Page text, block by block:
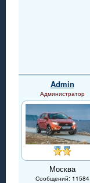
Admin
Администратор
Москва
Сообщений: 11584